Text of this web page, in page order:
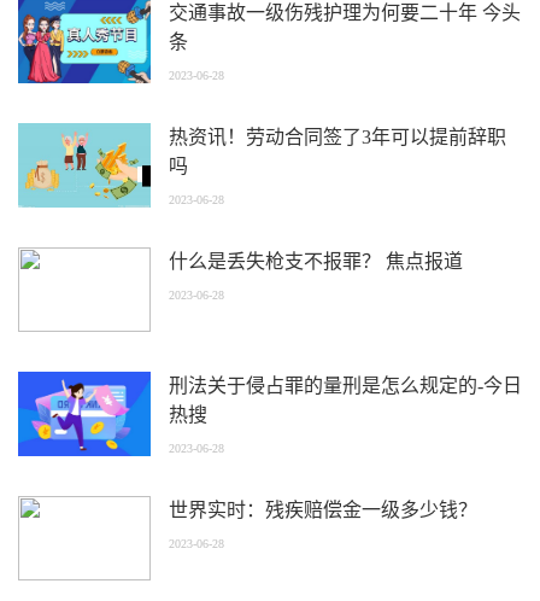
交通事故一级伤残护理为何要二十年 今头
条
2023-06-28
热资讯！劳动合同签了3年可以提前辞职
吗
2023-06-28
什么是丢失枪支不报罪？ 焦点报道
2023-06-28
刑法关于侵占罪的量刑是怎么规定的-今日
热搜
2023-06-28
世界实时：残疾赔偿金一级多少钱？
2023-06-28